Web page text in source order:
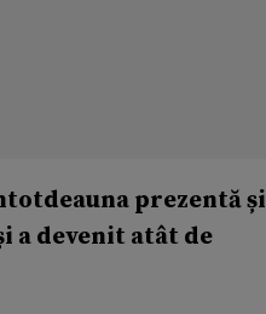
prezentă și
a devenit atât de